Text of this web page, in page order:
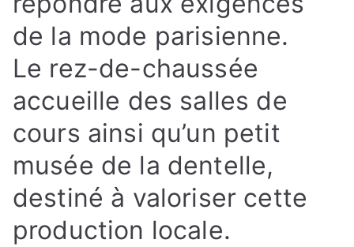
de la mode parisienne.
Le rez-de-chaussée
accueille des salles de
cours ainsi qu’un petit
musée de la dentelle,
destiné à valoriser cette
production locale.